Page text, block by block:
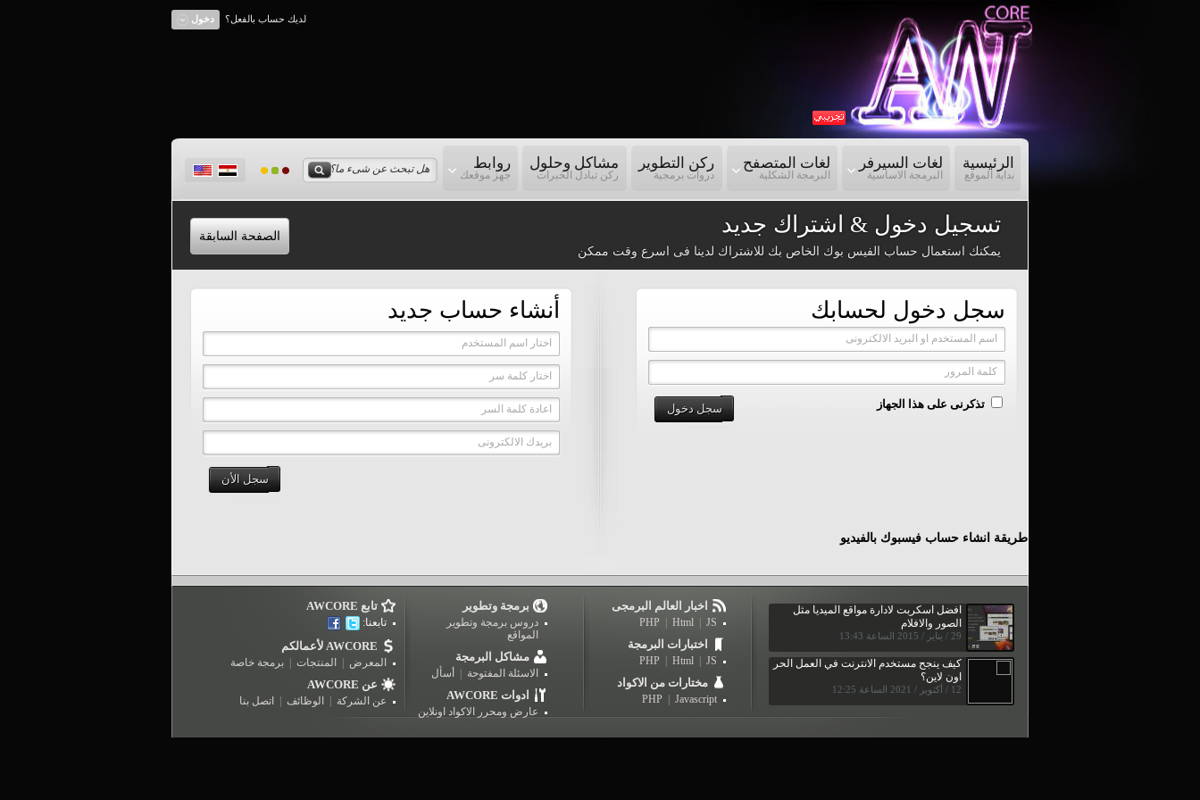
لديك حساب بالفعل؟ دخول
الرئيسية
بداية الموقع
لغات السيرفر
البرمجة الاساسية
لغات المتصفح
البرمجة الشكلية
ركن التطوير
دروات برمجية
مشاكل وحلول
ركن تبادل الخبرات
روابط
جهز موقعك
تسجيل دخول & اشتراك جديد
يمكنك استعمال حساب الفيس بوك الخاص بك للاشتراك لدينا فى اسرع وقت ممكن
الصفحة السابقة
سجل دخول لحسابك
اسم المستخدم او البريد الالكترونى
كلمة المرور
تذكرنى على هذا الجهاز سجل دخول
طريقة انشاء حساب فيسبوك بالفيديو
أنشاء حساب جديد
اختار اسم المستخدم
اختار كلمة سر
اعادة كلمة السر
بريدك الالكترونى
سجل الأن
تابع AWCORE
تابعنا:
AWCORE لأعمالكم
المعرض المنتجات برمجة خاصة
عن AWCORE
عن الشركة الوظائف اتصل بنا
برمجة وتطوير
دروس برمجة وتطوير
المواقع
مشاكل البرمجة
الاسئلة المفتوحة أسأل
AWCORE ادوات
عارض ومحرر الاكواد اونلاين
اخبار العالم البرمجى
PHP Html JS
اختبارات البرمجة
PHP Html JS
مختارات من الاكواد
PHP Javascript
افضل اسكربت لادارة مواقع الميديا مثل
الصور والافلام
29 / يناير / 2015 الساعة 13:43
كيف ينجح مستخدم الانترنت في العمل الحر
اون لاين؟
12 / أكتوبر / 2021 الساعة 12:25